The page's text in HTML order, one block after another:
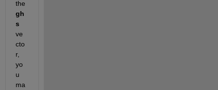
gh
ve
cto
r,
yo
u
ma